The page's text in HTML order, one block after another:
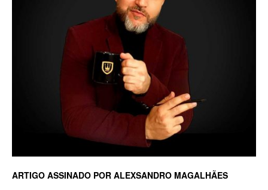
e
Luxo
ARTIGO ASSINADO POR ALEXSANDRO MAGALHÃES